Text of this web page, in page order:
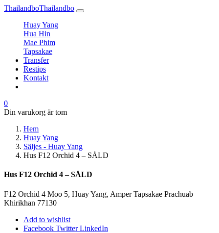
ThailandboThailandbo
Huay Yang
Hua Hin
Mae Phim
Tapsakae
Transfer
Restips
Kontakt
0
Din varukorg är tom
Hem
Huay Yang
Säljes - Huay Yang
Hus F12 Orchid 4 – SÅLD
Hus F12 Orchid 4 – SÅLD
F12 Orchid 4 Moo 5, Huay Yang, Amper Tapsakae Prachuab
Khirikhan 77130
Add to wishlist
Facebook TwitterLinkedIn